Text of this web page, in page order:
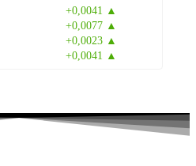
+0,0041 ▲
+0,0077 ▲
+0,0023 ▲
+0,0041 ▲